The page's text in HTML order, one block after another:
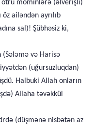
ötrü möminlərə (əlverişli)
ailəndən ayrılıb
sal)! Şübhəsiz ki,
və Harisə
(uğursuzluqdan)
Halbuki Allah onların
Allaha təvəkkül
(düşmənə nisbətən az